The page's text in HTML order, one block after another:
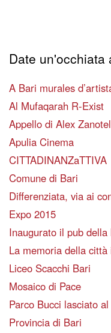
Date un'occhiata
A Bari murales
Al Mufaqarah R-Exist
Appello di Alex
Apulia Cinema
CITTADINANZaTTIVA
Comune di Bari
Differenziata, via ai
Expo 2015
Inaugurato il pub della
La memoria della città
Liceo Scacchi Bari
Mosaico di Pace
Parco Bucci lasciato
Provincia di Bari